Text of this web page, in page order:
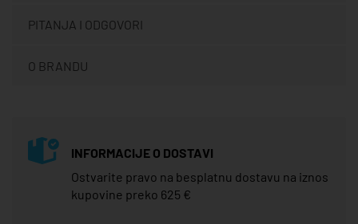
PITANJA I ODGOVORI
O BRANDU
INFORMACIJE O DOSTAVI
Ostvarite pravo na besplatnu dostavu na iznos
kupovine preko 625 €